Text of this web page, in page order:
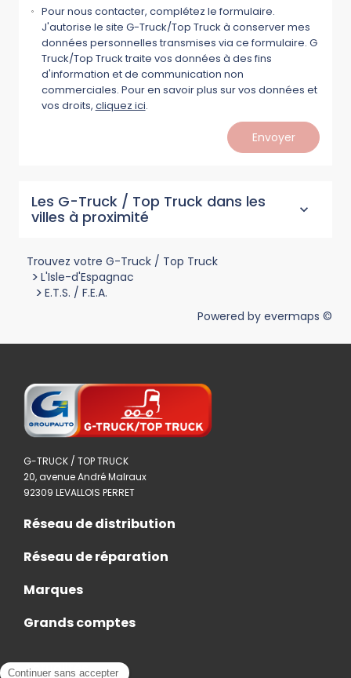
Pour nous contacter, complétez le formulaire.
J'autorise le site G-Truck/Top Truck à conserver mes
données personnelles transmises via ce formulaire. G
Truck/Top Truck traite vos données à des fins
d'information et de communication non
commerciales. Pour en savoir plus sur vos données et
vos droits, cliquez ici.
Envoyer
Les G-Truck / Top Truck dans les
villes à proximité
Trouvez votre G-Truck / Top Truck
> L'Isle-d'Espagnac
> E.T.S. / F.E.A.
Powered by evermaps ©
G-TRUCK / TOP TRUCK
20, avenue André Malraux
92309 LEVALLOIS PERRET
Réseau de distribution
Réseau de réparation
Marques
Grands comptes
Actualités